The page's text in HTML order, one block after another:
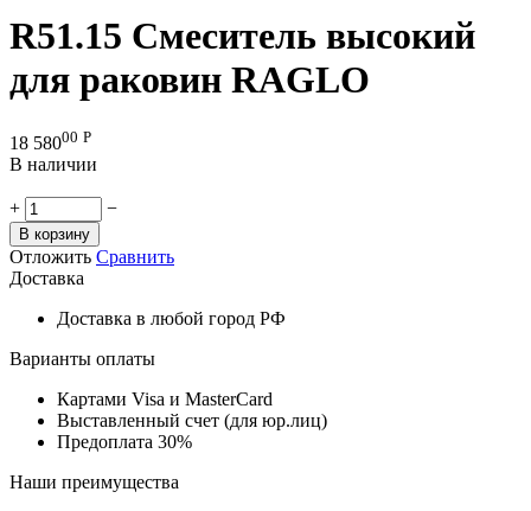
R51.15 Смеситель высокий
для раковин RAGLO
18 58000 Р
В наличии
+ −
В корзину
Отложить Сравнить
Доставка
Доставка в любой город РФ
Варианты оплаты
Картами Visa и MasterCard
Выставленный счет (для юр.лиц)
Предоплата 30%
Наши преимущества